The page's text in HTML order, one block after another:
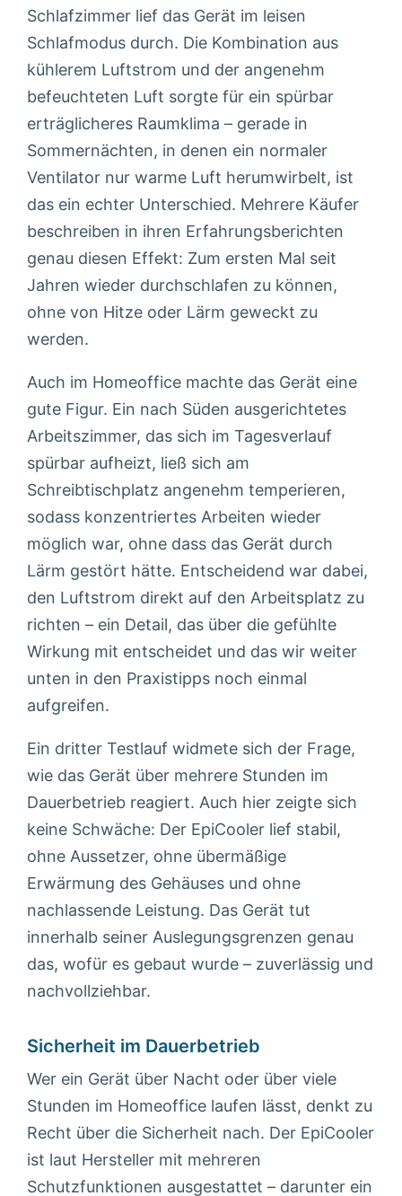
Schlafzimmer lief das Gerät im leisen
Schlafmodus durch. Die Kombination aus
kühlerem Luftstrom und der angenehm
befeuchteten Luft sorgte für ein spürbar
erträglicheres Raumklima – gerade in
Sommernächten, in denen ein normaler
Ventilator nur warme Luft herumwirbelt, ist
das ein echter Unterschied. Mehrere Käufer
beschreiben in ihren Erfahrungsberichten
genau diesen Effekt: Zum ersten Mal seit
Jahren wieder durchschlafen zu können,
ohne von Hitze oder Lärm geweckt zu
werden.
Auch im Homeoffice machte das Gerät eine
gute Figur. Ein nach Süden ausgerichtetes
Arbeitszimmer, das sich im Tagesverlauf
spürbar aufheizt, ließ sich am
Schreibtischplatz angenehm temperieren,
sodass konzentriertes Arbeiten wieder
möglich war, ohne dass das Gerät durch
Lärm gestört hätte. Entscheidend war dabei,
den Luftstrom direkt auf den Arbeitsplatz zu
richten – ein Detail, das über die gefühlte
Wirkung mit entscheidet und das wir weiter
unten in den Praxistipps noch einmal
aufgreifen.
Ein dritter Testlauf widmete sich der Frage,
wie das Gerät über mehrere Stunden im
Dauerbetrieb reagiert. Auch hier zeigte sich
keine Schwäche: Der EpiCooler lief stabil,
ohne Aussetzer, ohne übermäßige
Erwärmung des Gehäuses und ohne
nachlassende Leistung. Das Gerät tut
innerhalb seiner Auslegungsgrenzen genau
das, wofür es gebaut wurde – zuverlässig und
nachvollziehbar.
Sicherheit im Dauerbetrieb
Wer ein Gerät über Nacht oder über viele
Stunden im Homeoffice laufen lässt, denkt zu
Recht über die Sicherheit nach. Der EpiCooler
ist laut Hersteller mit mehreren
Schutzfunktionen ausgestattet – darunter ein